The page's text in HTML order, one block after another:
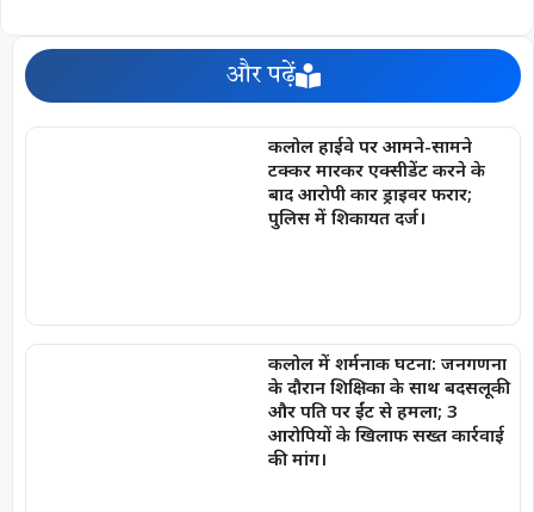
और पढ़ें
कलोल हाईवे पर आमने-सामने
टक्कर मारकर एक्सीडेंट करने के
बाद आरोपी कार ड्राइवर फरार;
पुलिस में शिकायत दर्ज।
कलोल में शर्मनाक घटना: जनगणना
के दौरान शिक्षिका के साथ बदसलूकी
और पति पर ईंट से हमला; 3
आरोपियों के खिलाफ सख्त कार्रवाई
की मांग।